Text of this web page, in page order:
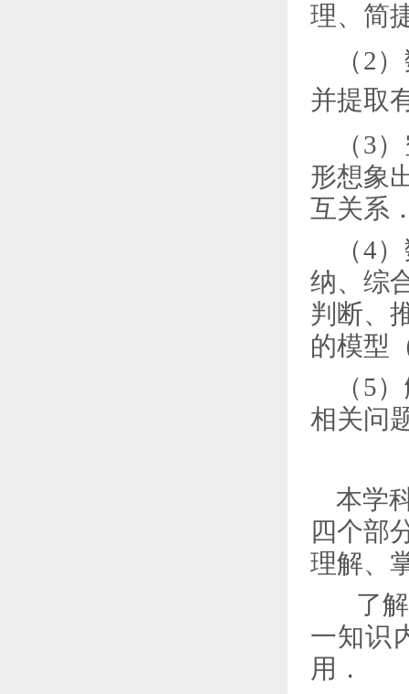
理、简
（2）
并提取
（3）
形想象
互关系
（4
纳、综
判断、
的模型
（5）
相关问
本学
四个部
理解、
了
一知识
用．